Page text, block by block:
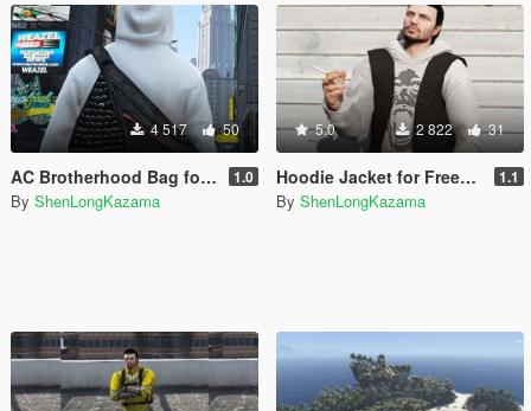
4 517 50
AC Brotherhood Bag for MP Male 1.0
By ShenLongKazama
5.0 2 822 31
Hoodie Jacket for Freemode/MP Male 1.1
By ShenLongKazama